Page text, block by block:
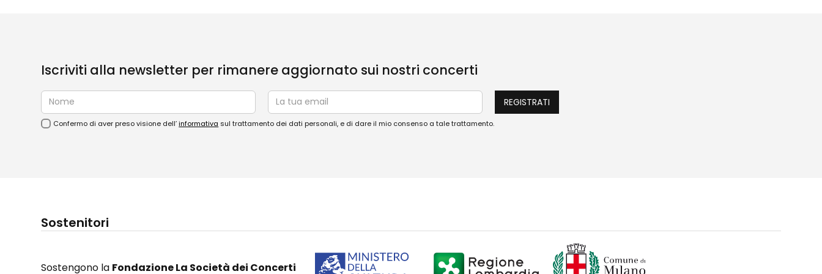
Iscriviti alla newsletter per rimanere aggiornato sui nostri concerti
Confermo di aver preso visione dell’informativa sul trattamento dei dati personali, e di dare il mio consenso a tale trattamento.
Sostenitori
Sostengono la Fondazione La Società dei Concerti